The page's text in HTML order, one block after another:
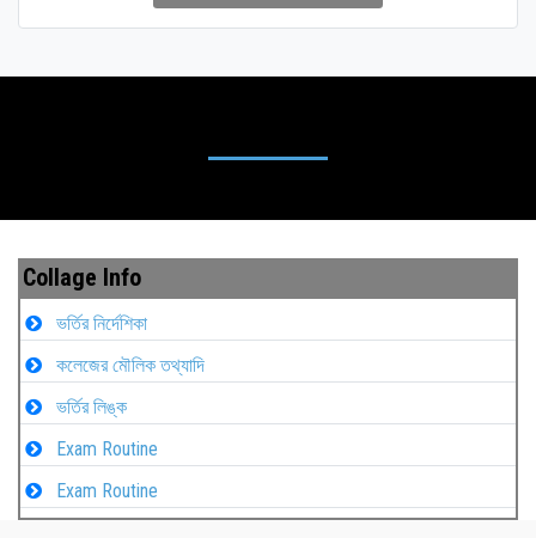
Collage Info
ভর্তির নির্দেশিকা
কলেজের মৌলিক তথ্যাদি
ভর্তির লিঙ্ক
Exam Routine
Exam Routine